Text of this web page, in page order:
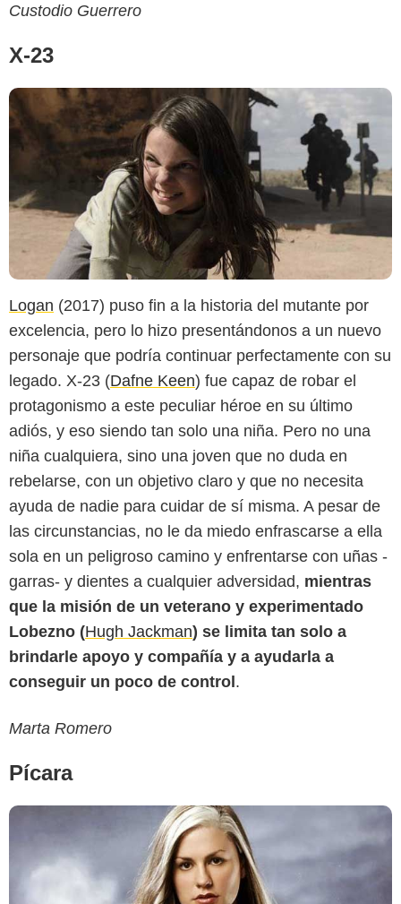
Custodio Guerrero
X-23
Logan (2017) puso fin a la historia del mutante por
excelencia, pero lo hizo presentándonos a un nuevo
personaje que podría continuar perfectamente con su
legado. X-23 (Dafne Keen) fue capaz de robar el
protagonismo a este peculiar héroe en su último
adiós, y eso siendo tan solo una niña. Pero no una
niña cualquiera, sino una joven que no duda en
rebelarse, con un objetivo claro y que no necesita
ayuda de nadie para cuidar de sí misma. A pesar de
las circunstancias, no le da miedo enfrascarse a ella
sola en un peligroso camino y enfrentarse con uñas -
garras- y dientes a cualquier adversidad, mientras
que la misión de un veterano y experimentado
Lobezno (Hugh Jackman) se limita tan solo a
brindarle apoyo y compañía y a ayudarla a
conseguir un poco de control.
Marta Romero
Pícara